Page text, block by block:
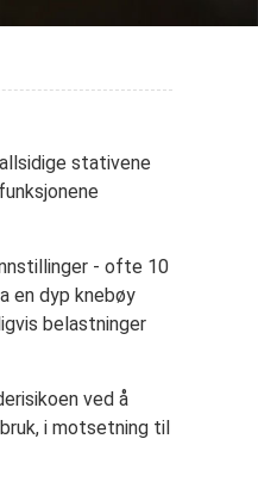
stativene
- ofte 10
en dyp knebøy
belastninger
ved å
i motsetning til